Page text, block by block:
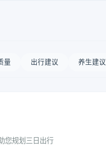
量 出行建议 养生建议
您规划三日出行